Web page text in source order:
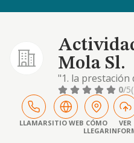
Mola Sl.
"1. la prestación
restauración,
catering,
para llevar. 2. la
productos de
dichas
0/5
LLAMARSITIO WEB CÓMO
LLEGAR
VER